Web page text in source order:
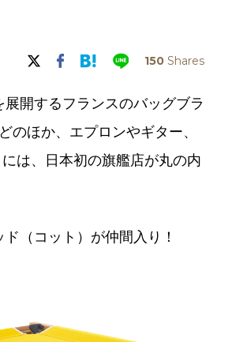
150 Shares
開するフランスのバッグブラ
のほか、エプロンやギター、
は、日本初の旗艦店が丸の内
（コット）が仲間入り！